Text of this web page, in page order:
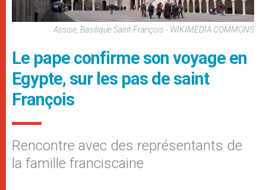
Assise, Basilique Saint-François - WIKIMEDIA COMMONS
Le pape confirme son voyage en
Egypte, sur les pas de saint
François
Rencontre avec des représentants de
la famille franciscaine